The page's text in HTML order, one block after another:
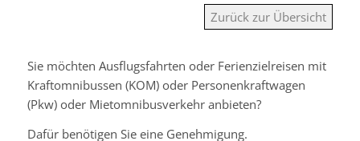
Zurück zur Übersicht
Sie möchten Ausflugsfahrten oder Ferienzielreisen mit
Kraftomnibussen (KOM) oder Personenkraftwagen
(Pkw) oder Mietomnibusverkehr anbieten?
Dafür benötigen Sie eine Genehmigung.